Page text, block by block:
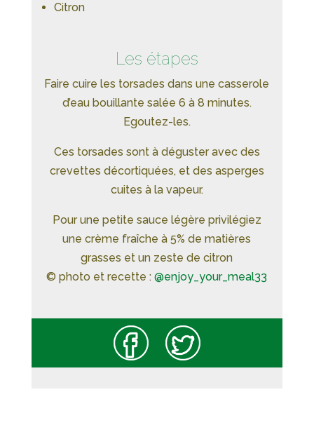
Citron
Les étapes
Faire cuire les torsades dans une casserole
d’eau bouillante salée 6 à 8 minutes.
Egoutez-les.
Ces torsades sont à déguster avec des
crevettes décortiquées, et des asperges
cuites à la vapeur.
Pour une petite sauce légère privilégiez
une crème fraîche à 5% de matières
grasses et un zeste de citron
© photo et recette :@enjoy_your_meal33